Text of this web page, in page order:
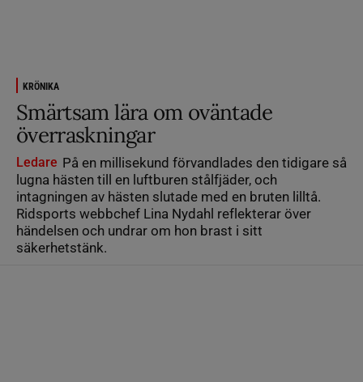
KRÖNIKA
Smärtsam lära om oväntade
överraskningar
Ledare På en millisekund förvandlades den tidigare så
lugna hästen till en luftburen stålfjäder, och
intagningen av hästen slutade med en bruten lilltå.
Ridsports webbchef Lina Nydahl reflekterar över
händelsen och undrar om hon brast i sitt
säkerhetstänk.